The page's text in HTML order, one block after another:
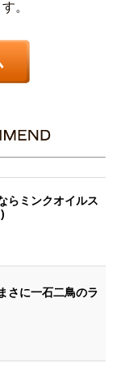
。
らミンクオイルス
さに一石二鳥のラ